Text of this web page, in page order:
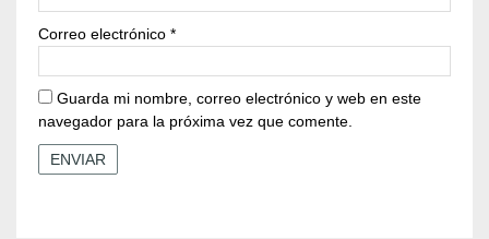
Correo electrónico *
Guarda mi nombre, correo electrónico y web en este
navegador para la próxima vez que comente.